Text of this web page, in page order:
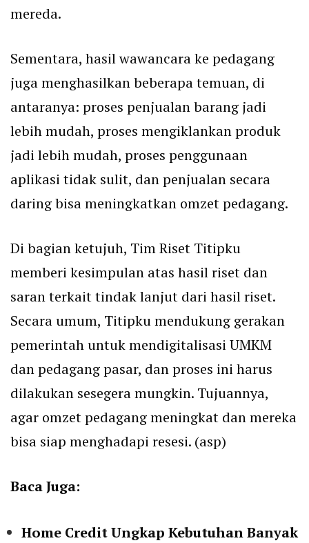
mereda.
Sementara, hasil wawancara ke pedagang
juga menghasilkan beberapa temuan, di
antaranya: proses penjualan barang jadi
lebih mudah, proses mengiklankan produk
jadi lebih mudah, proses penggunaan
aplikasi tidak sulit, dan penjualan secara
daring bisa meningkatkan omzet pedagang.
Di bagian ketujuh, Tim Riset Titipku
memberi kesimpulan atas hasil riset dan
saran terkait tindak lanjut dari hasil riset.
Secara umum, Titipku mendukung gerakan
pemerintah untuk mendigitalisasi UMKM
dan pedagang pasar, dan proses ini harus
dilakukan sesegera mungkin. Tujuannya,
agar omzet pedagang meningkat dan mereka
bisa siap menghadapi resesi. (asp)
Baca Juga:
Home Credit Ungkap Kebutuhan Banyak